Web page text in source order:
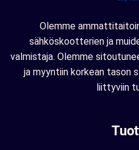
Olemme
sähköskootterien ja
valmistaja. Olemme
ja myyntiin korkean tason
liittyviin